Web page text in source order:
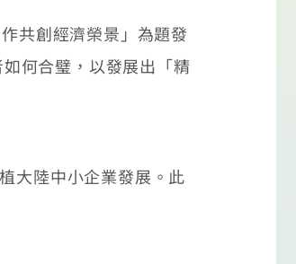
共創經濟榮景」為題發
何合璧，以發展出「精
大陸中小企業發展。此